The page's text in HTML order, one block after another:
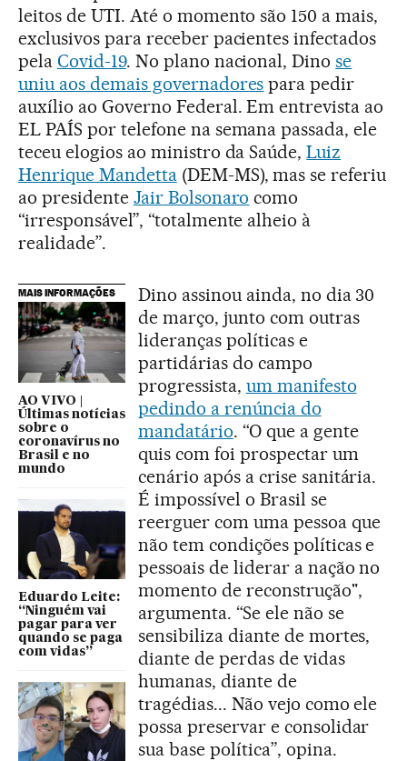
leitos de UTI. Até o momento são 150 a mais,
exclusivos para receber pacientes infectados
pela Covid-19. No plano nacional, Dinose
uniu aos demais governadores para pedir
auxílio ao Governo Federal. Em entrevista ao
EL PAÍS por telefone na semana passada, ele
teceu elogios ao ministro da Saúde,Luiz
Henrique Mandetta(DEM-MS), mas se referiu
ao presidente Jair Bolsonaro como
“irresponsável”, “totalmente alheio à
realidade”.
MAIS INFORMAÇÕES
AO VIVO |
Últimas notícias
sobre o
coronavírus no
Brasil e no
mundo
Eduardo Leite:
“Ninguém vai
pagar para ver
quando se paga
com vidas”
Dino assinou ainda, no dia 30
de março, junto com outras
lideranças políticas e
partidárias do campo
progressista, um manifesto
pedindo a renúncia do
mandatário. “O que a gente
quis com foi prospectar um
cenário após a crise sanitária.
É impossível o Brasil se
reerguer com uma pessoa que
não tem condições políticas e
pessoais de liderar a nação no
momento de reconstrução",
argumenta. “Se ele não se
sensibiliza diante de mortes,
diante de perdas de vidas
humanas, diante de
tragédias... Não vejo como ele
possa preservar e consolidar
sua base política”, opina.